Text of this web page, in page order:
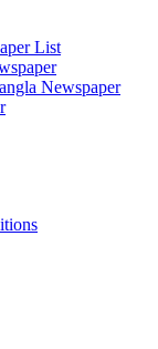
List
Newspaper